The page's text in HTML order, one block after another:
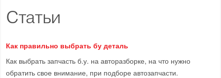
Статьи
Как правильно выбрать бу деталь
Как выбрать запчасть б.у. на авторазборке, на что нужно
обратить свое внимание, при подборе автозапчасти.